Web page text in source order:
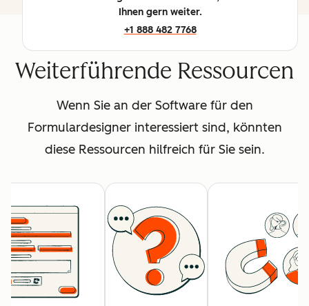
Ihnen gern weiter.
+1 888 482 7768
Weiterführende Ressourcen
Wenn Sie an der Software für den
Formulardesigner interessiert sind, könnten
diese Ressourcen hilfreich für Sie sein.